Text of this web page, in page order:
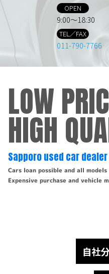
OPEN
9:00～18:30
TEL／FAX
011-790-7766
LOW
HIGH
Sapporo used car dealer
Cars loan possible and all
Expensive purchase and vehicle
自社